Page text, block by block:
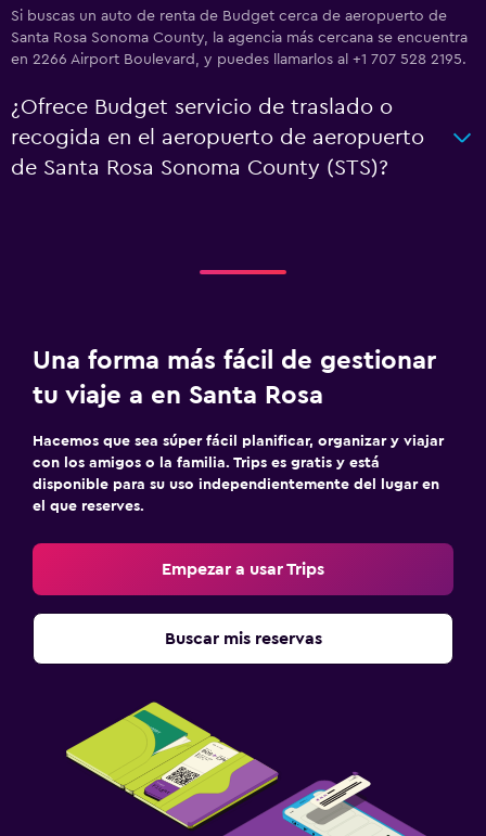
Si buscas un auto de renta de Budget cerca de aeropuerto de
Santa Rosa Sonoma County, la agencia más cercana se encuentra
en 2266 Airport Boulevard, y puedes llamarlos al +1 707 528 2195.
¿Ofrece Budget servicio de traslado o
recogida en el aeropuerto de aeropuerto
de Santa Rosa Sonoma County (STS)?
Una forma más fácil de gestionar
tu viaje a en Santa Rosa
Hacemos que sea súper fácil planificar, organizar y viajar
con los amigos o la familia. Trips es gratis y está
disponible para su uso independientemente del lugar en
el que reserves.
Empezar a usar Trips
Buscar mis reservas